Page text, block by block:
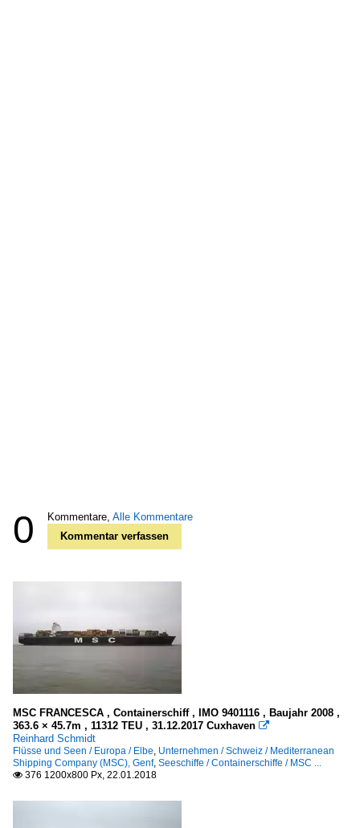
0 Kommentare, Alle Kommentare
Kommentar verfassen
MSC FRANCESCA , Containerschiff , IMO 9401116 , Baujahr 2008 ,
363.6 × 45.7m , 11312 TEU , 31.12.2017 Cuxhaven 
Reinhard Schmidt
Flüsse und Seen / Europa / Elbe, Unternehmen / Schweiz / Mediterranean
Shipping Company (MSC), Genf, Seeschiffe / Containerschiffe / MSC ...
 376 1200x800 Px, 22.01.2018